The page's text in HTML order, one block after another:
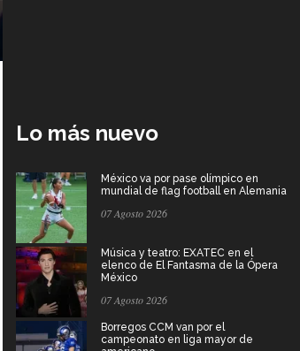
Lo más nuevo
México va por pase olímpico en
mundial de flag football en Alemania
07 Agosto 2026
Música y teatro: EXATEC en el
elenco de El Fantasma de la Ópera
México
07 Agosto 2026
Borregos CCM van por el
campeonato en liga mayor de